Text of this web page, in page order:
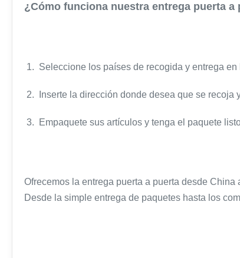
¿Cómo funciona nuestra entrega puerta a
1. Seleccione los países de recogida y entrega en
2. Inserte la dirección donde desea que se recoja
3. Empaquete sus artículos y tenga el paquete
Ofrecemos la entrega puerta a puerta desde
Desde la simple entrega de paquetes hasta los